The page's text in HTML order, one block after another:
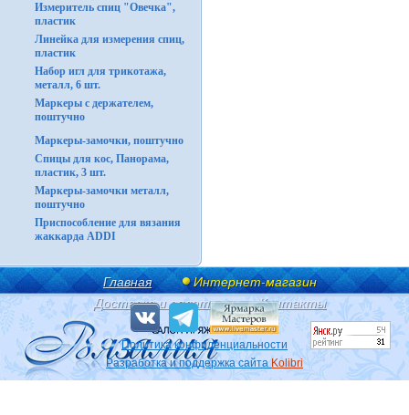
Измеритель спиц "Овечка",
пластик
Линейка для измерения спиц,
пластик
Набор игл для трикотажа,
металл, 6 шт.
Маркеры с держателем,
поштучно
Маркеры-замочки, поштучно
Спицы для кос, Панорама,
пластик, 3 шт.
Маркеры-замочки металл,
поштучно
Приспособление для вязания
жаккарда ADDI
Главная
Интернет-магазин
Доставка и оплата
Контакты
Политика конфиденциальности
Разработка и поддержка сайта Kolibri